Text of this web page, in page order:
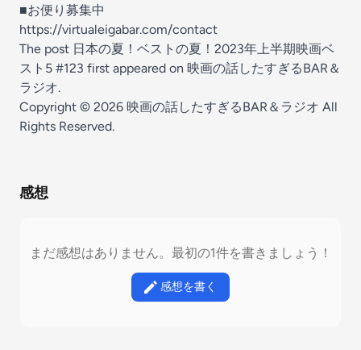
■お便り募集中
https://virtualeigabar.com/contact
The post 日本の夏！ベストの夏！2023年上半期映画ベ
スト5 #123 first appeared on 映画の話したすぎるBAR＆
ラジオ.
Copyright © 2026 映画の話したすぎるBAR＆ラジオ All
Rights Reserved.
感想
まだ感想はありません。最初の1件を書きましょう！
感想を書く